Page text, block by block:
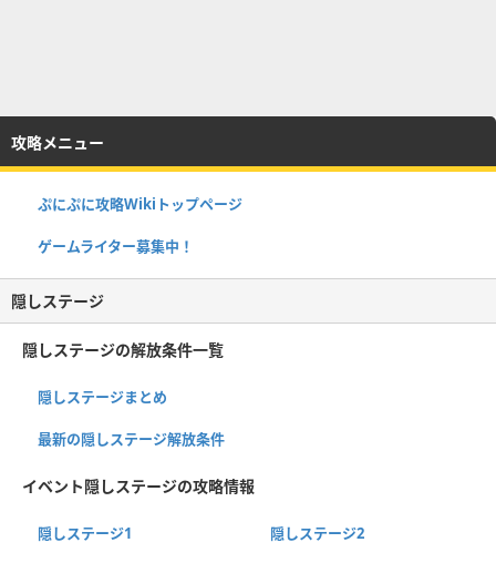
攻略メニュー
ぷにぷに攻略Wikiトップページ
ゲームライター募集中！
隠しステージ
隠しステージの解放条件一覧
隠しステージまとめ
最新の隠しステージ解放条件
イベント隠しステージの攻略情報
隠しステージ1 隠しステージ2